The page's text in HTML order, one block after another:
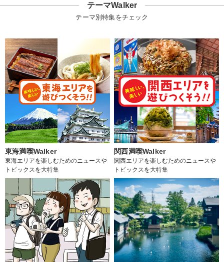
テーマWalker
テーマ別特集をチェック
東海満喫Walker
東海エリアを楽しむためのニュースや
トピックスを大特集
関西満喫Walker
関西エリアを楽しむためのニュースや
トピックスを大特集